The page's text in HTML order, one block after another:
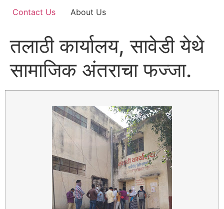
Contact Us
About Us
तलाठी कार्यालय, सावेडी येथे
सामाजिक अंतराचा फज्जा.